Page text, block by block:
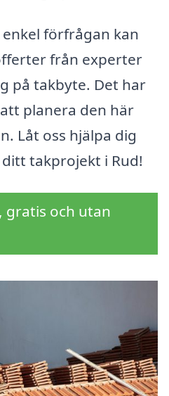
förfrågan kan
från experter
på takbyte. Det har
planera den här
Låt oss hjälpa dig
takprojekt i Rud!
gratis och utan